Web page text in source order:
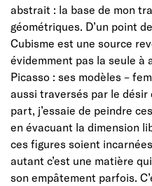
abstrait : la base de mon
géométriques. D’un point
Cubisme est une source
évidemment pas la seule à
Picasso : ses modèles –
aussi traversés par le désir
part, j’essaie de peindre
en évacuant la dimension
ces figures soient
autant c’est une matière
son empâtement parfois.